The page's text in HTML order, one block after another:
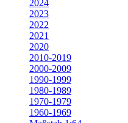
2024
2023
2022
2021
2020
2010-2019
2000-2009
1990-1999
1980-1989
1970-1979
1960-1969